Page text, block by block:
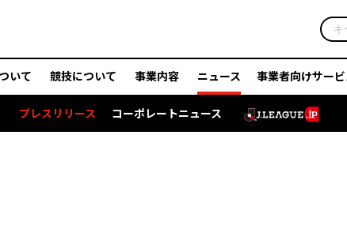
いて 競技について 事業内容 ニュース
プレスリリース コーポレートニュース
事業者向けサー